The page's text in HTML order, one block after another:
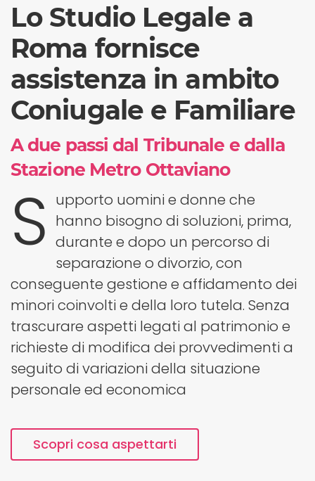
Lo Studio Legale a
Roma fornisce
assistenza in ambito
Coniugale e Familiare
A due passi dal Tribunale e dalla
Stazione Metro Ottaviano
S upporto uomini e donne che
hanno bisogno di soluzioni, prima,
durante e dopo un percorso di
separazione o divorzio, con
conseguente gestione e affidamento dei
minori coinvolti e della loro tutela. Senza
trascurare aspetti legati al patrimonio e
richieste di modifica dei provvedimenti a
seguito di variazioni della situazione
personale ed economica
Scopri cosa aspettarti